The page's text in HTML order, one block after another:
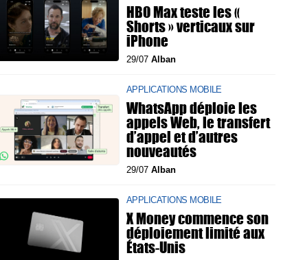
HBO Max teste les «
Shorts » verticaux sur
iPhone
29/07 Alban
APPLICATIONS MOBILE
WhatsApp déploie les
appels Web, le transfert
d’appel et d’autres
nouveautés
29/07 Alban
APPLICATIONS MOBILE
X Money commence son
déploiement limité aux
États-Unis